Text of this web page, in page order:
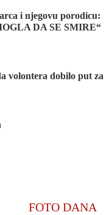
i njegovu porodicu:
DA SE SMIRE“
volontera dobilo put za
FOTO DANA